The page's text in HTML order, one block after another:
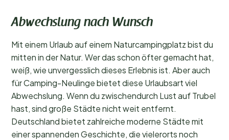
Abwechslung nach Wunsch
Mit einem Urlaub auf einem Naturcampingplatz bist du
mitten in der Natur. Wer das schon öfter gemacht hat,
weiß, wie unvergesslich dieses Erlebnis ist. Aber auch
für Camping-Neulinge bietet diese Urlaubsart viel
Abwechslung. Wenn du zwischendurch Lust auf Trubel
hast, sind große Städte nicht weit entfernt.
Deutschland bietet zahlreiche moderne Städte mit
einer spannenden Geschichte, die vielerorts noch